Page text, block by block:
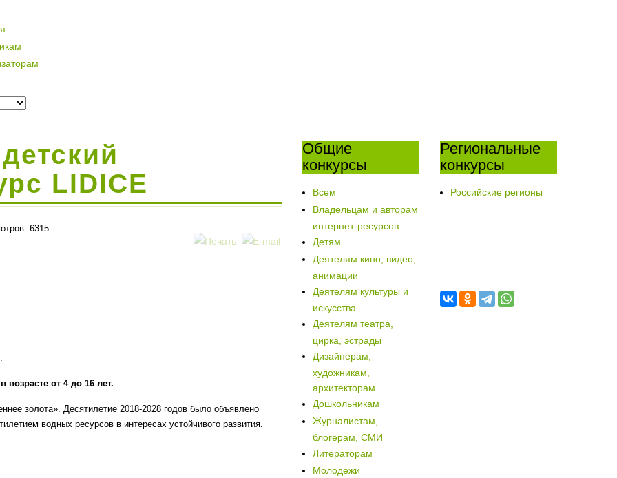
LIDICE
6315
в возрасте от 4 до 16 лет.
золота». Десятилетие 2018-2028 годов было объявлено
водных ресурсов в интересах устойчивого развития.
Общие
конкурсы
Всем
Владельцам и авторам
интернет-ресурсов
Детям
Деятелям кино, видео,
анимации
Деятелям культуры и
искусства
Деятелям театра,
цирка, эстрады
Дизайнерам,
художникам,
архитекторам
Дошкольникам
Журналистам,
блогерам, СМИ
Литераторам
Молодежи
Региональные
конкурсы
Российские регионы